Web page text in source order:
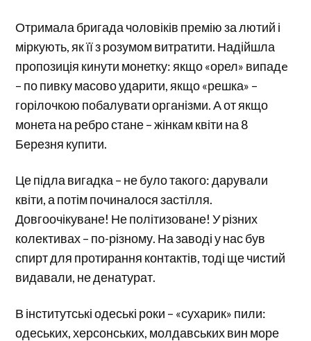
Отримала бригада чоловіків премію за лютий і
міркують, як її з розумом витратити. Надійшла
пропозиція кинути монетку: якщо «орел» випадe
– по пивку масово ударити, якщо «решка» –
горілочкою побалувати організми. А от якщо
монета на ребро стане – жінкам квіти на 8
Березня купити.
Це підла вигадка – не було такого: дарували
квіти, а потім починалося застілля.
Довгоочікуване! Не політизоване! У різних
колективах – по-різному. На заводі у нас був
спирт для протирання контактів, тоді ще чистий
видавали, не денатурат.
В інститутські одеські роки – «сухарик» пили:
одеських, херсонських, молдавських вин море